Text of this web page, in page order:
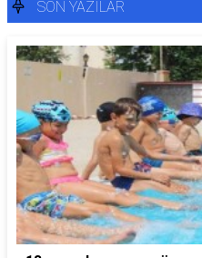
SON YAZILAR